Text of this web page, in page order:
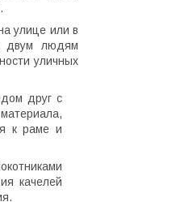
улице или в
двум людям
уличных
друг с
к раме и
качелей